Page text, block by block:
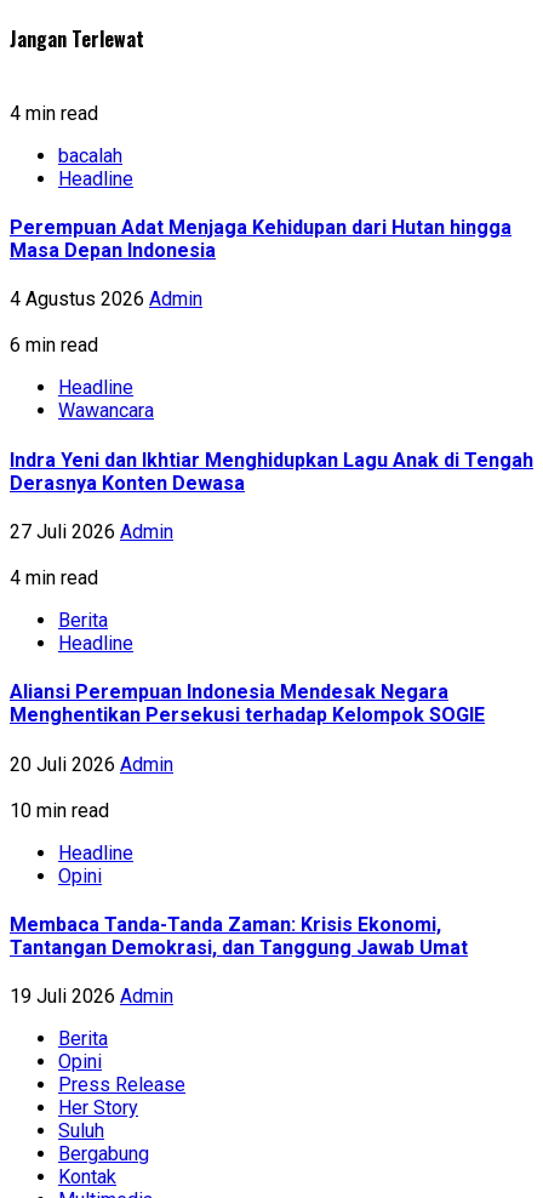
Jangan Terlewat
4 min read
bacalah
Headline
Perempuan Adat Menjaga Kehidupan dari Hutan hingga
Masa Depan Indonesia
4 Agustus 2026 Admin
6 min read
Headline
Wawancara
Indra Yeni dan Ikhtiar Menghidupkan Lagu Anak di Tengah
Derasnya Konten Dewasa
27 Juli 2026 Admin
4 min read
Berita
Headline
Aliansi Perempuan Indonesia Mendesak Negara
Menghentikan Persekusi terhadap Kelompok SOGIE
20 Juli 2026 Admin
10 min read
Headline
Opini
Membaca Tanda-Tanda Zaman: Krisis Ekonomi,
Tantangan Demokrasi, dan Tanggung Jawab Umat
19 Juli 2026 Admin
Berita
Opini
Press Release
Her Story
Suluh
Bergabung
Kontak